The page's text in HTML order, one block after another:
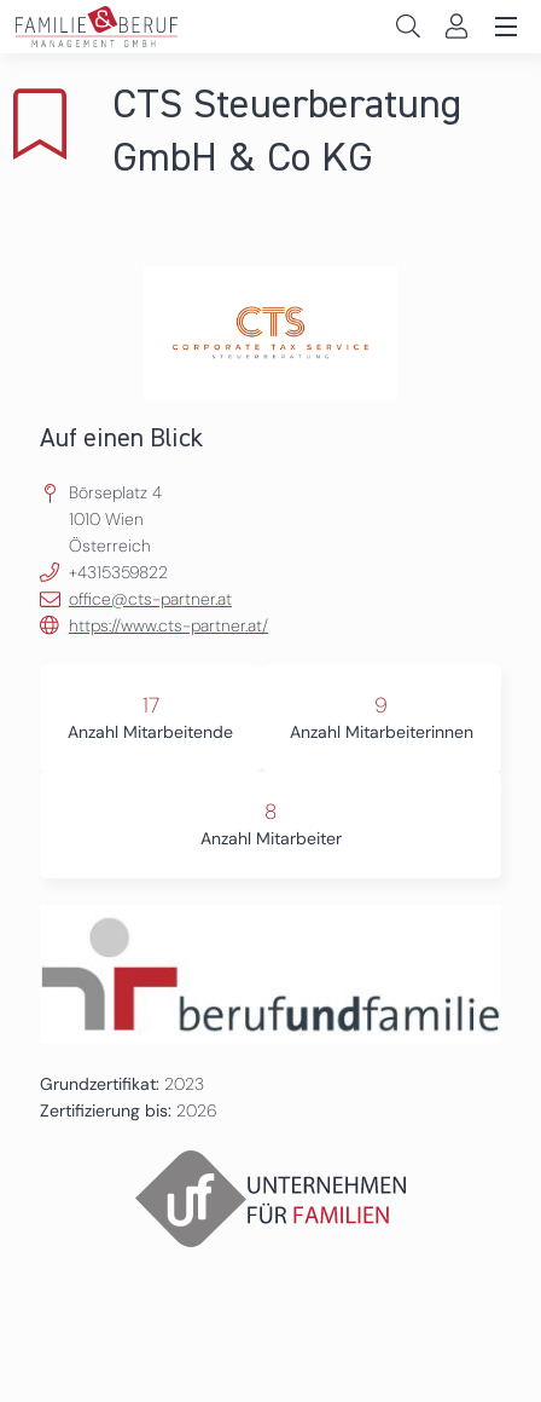
Direkt zum Inhalt
Gemeinden
CTS Steuerberatung
GmbH & Co KG
Auf einen Blick
Börseplatz 4
1010 Wien
Österreich
+4315359822
office@cts-partner.at
https://www.cts-partner.at/
17
Anzahl Mitarbeitende
9
Anzahl Mitarbeiterinnen
8
Anzahl Mitarbeiter
Grundzertifikat: 2023
Zertifizierung bis: 2026